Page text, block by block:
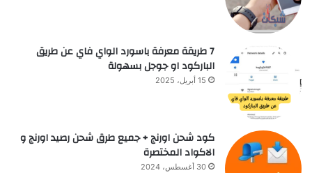
7 طريقة معرفة باسورد الواي فاي عن طريق
الباركود او جوجل بسهولة
15 أبريل، 2025
كود شحن اورنج + جميع طرق شحن رصيد اورنج و
الاكواد المختصرة
30 أغسطس، 2024